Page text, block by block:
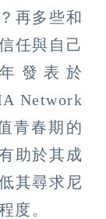
再多些和
任與自己
發表於
Network
青春期的
助於其成
其尋求尼
度。